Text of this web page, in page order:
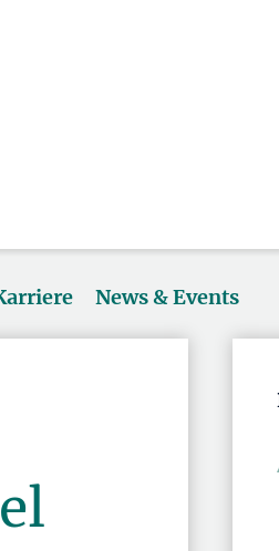
News & Events